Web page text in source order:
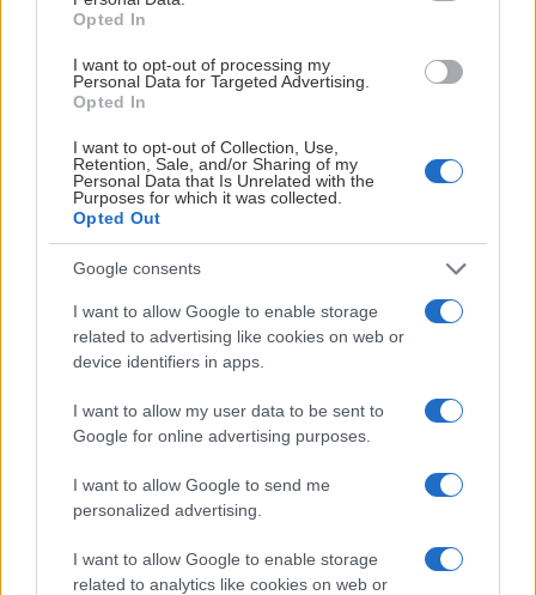
Opted In
I want to opt-out of processing my
Personal Data for Targeted Advertising.
Opted In
I want to opt-out of Collection, Use,
Retention, Sale, and/or Sharing of my
Personal Data that Is Unrelated with the
Purposes for which it was collected.
Opted Out
Google consents
I want to allow Google to enable storage
related to advertising like cookies on web or
device identifiers in apps.
I want to allow my user data to be sent to
Google for online advertising purposes.
I want to allow Google to send me
personalized advertising.
I want to allow Google to enable storage
related to analytics like cookies on web or
alla tar steg i sin utveckling. En annan viktig del är att
Vilket nyförvärv är du mest nyfiken på?
spel i powerplay? Det är jag förväntansfull att se på!
Förra säsongen
Poäng: 92 (5)
Gjorda mål: 149 (5)
Insläppta mål: 123 (5)
Powerplay: 16,0 % (13)
Boxplay: 74,8 % (5)
Säkra hockeyunderhållningen på TV4!
Säkra ditt lags samtliga matcher i vinter så att du kan följa
både på på hemmaplan och bortaplan! Just nu har
samtliga SHL-klubbar erbjudande på TV4-abonnemang
favoritklubb!